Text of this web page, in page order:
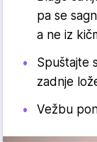
pa se
a ne iz
Spuštajte
zadnje
Vežbu